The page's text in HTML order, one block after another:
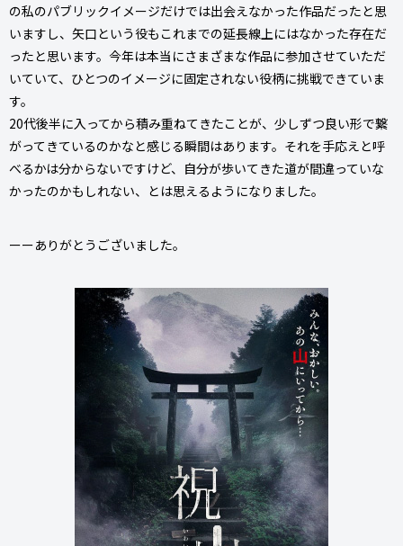
の私のパブリックイメージだけでは出会えなかった作品だったと思
いますし、矢口という役もこれまでの延長線上にはなかった存在だ
ったと思います。今年は本当にさまざまな作品に参加させていただ
いていて、ひとつのイメージに固定されない役柄に挑戦できていま
す。
20代後半に入ってから積み重ねてきたことが、少しずつ良い形で繋
がってきているのかなと感じる瞬間はあります。それを手応えと呼
べるかは分からないですけど、自分が歩いてきた道が間違っていな
かったのかもしれない、とは思えるようになりました。
ーーありがとうございました。